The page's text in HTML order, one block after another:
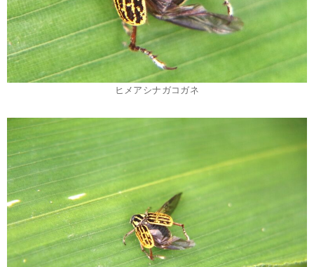
ヒメアシナガコガネ